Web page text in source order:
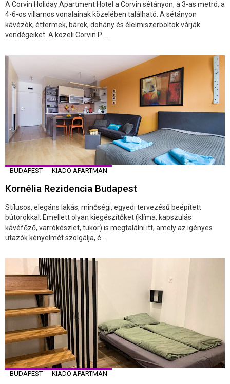
A Corvin Holiday Apartment Hotel a Corvin sétányon, a 3-as metró, a
4-6-os villamos vonalainak közelében található. A sétányon
kávézók, éttermek, bárok, dohány és élelmiszerboltok várják
vendégeiket. A közeli Corvin P ...
BUDAPEST KIADÓ APARTMAN
Kornélia Rezidencia Budapest
Stílusos, elegáns lakás, minőségi, egyedi tervezésű beépített
bútorokkal. Emellett olyan kiegészítőket (klíma, kapszulás
kávéfőző, varrókészlet, tükör) is megtalálni itt, amely az igényes
utazók kényelmét szolgálja, é ...
BUDAPEST KIADÓ APARTMAN